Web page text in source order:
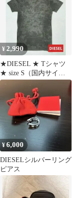
¥2,990
★DIESEL ★ Tシャツ
★ size S（国内サイズ
M）
¥6,000
DIESELシルバーリング
ピアス